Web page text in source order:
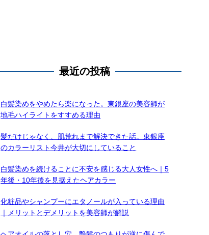
最近の投稿
白髪染めをやめたら楽になった。東銀座の美容師が
地毛ハイライトをすすめる理由
髪だけじゃなく、肌荒れまで解決できた話。東銀座
のカラーリスト今井が大切にしていること
白髪染めを続けることに不安を感じる大人女性へ｜5
年後・10年後を見据えたヘアカラー
化粧品やシャンプーにエタノールが入っている理由
｜メリットとデメリットを美容師が解説